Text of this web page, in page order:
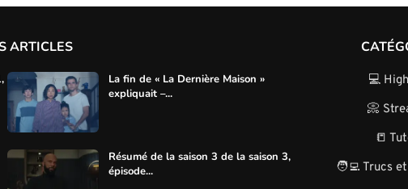
ARTICLES
La fin de « La Dernière Maison »
expliquait –...
Résumé de la saison 3 de la saison 3,
épisode...
💻
📀
📒
🧑‍💻 Trucs